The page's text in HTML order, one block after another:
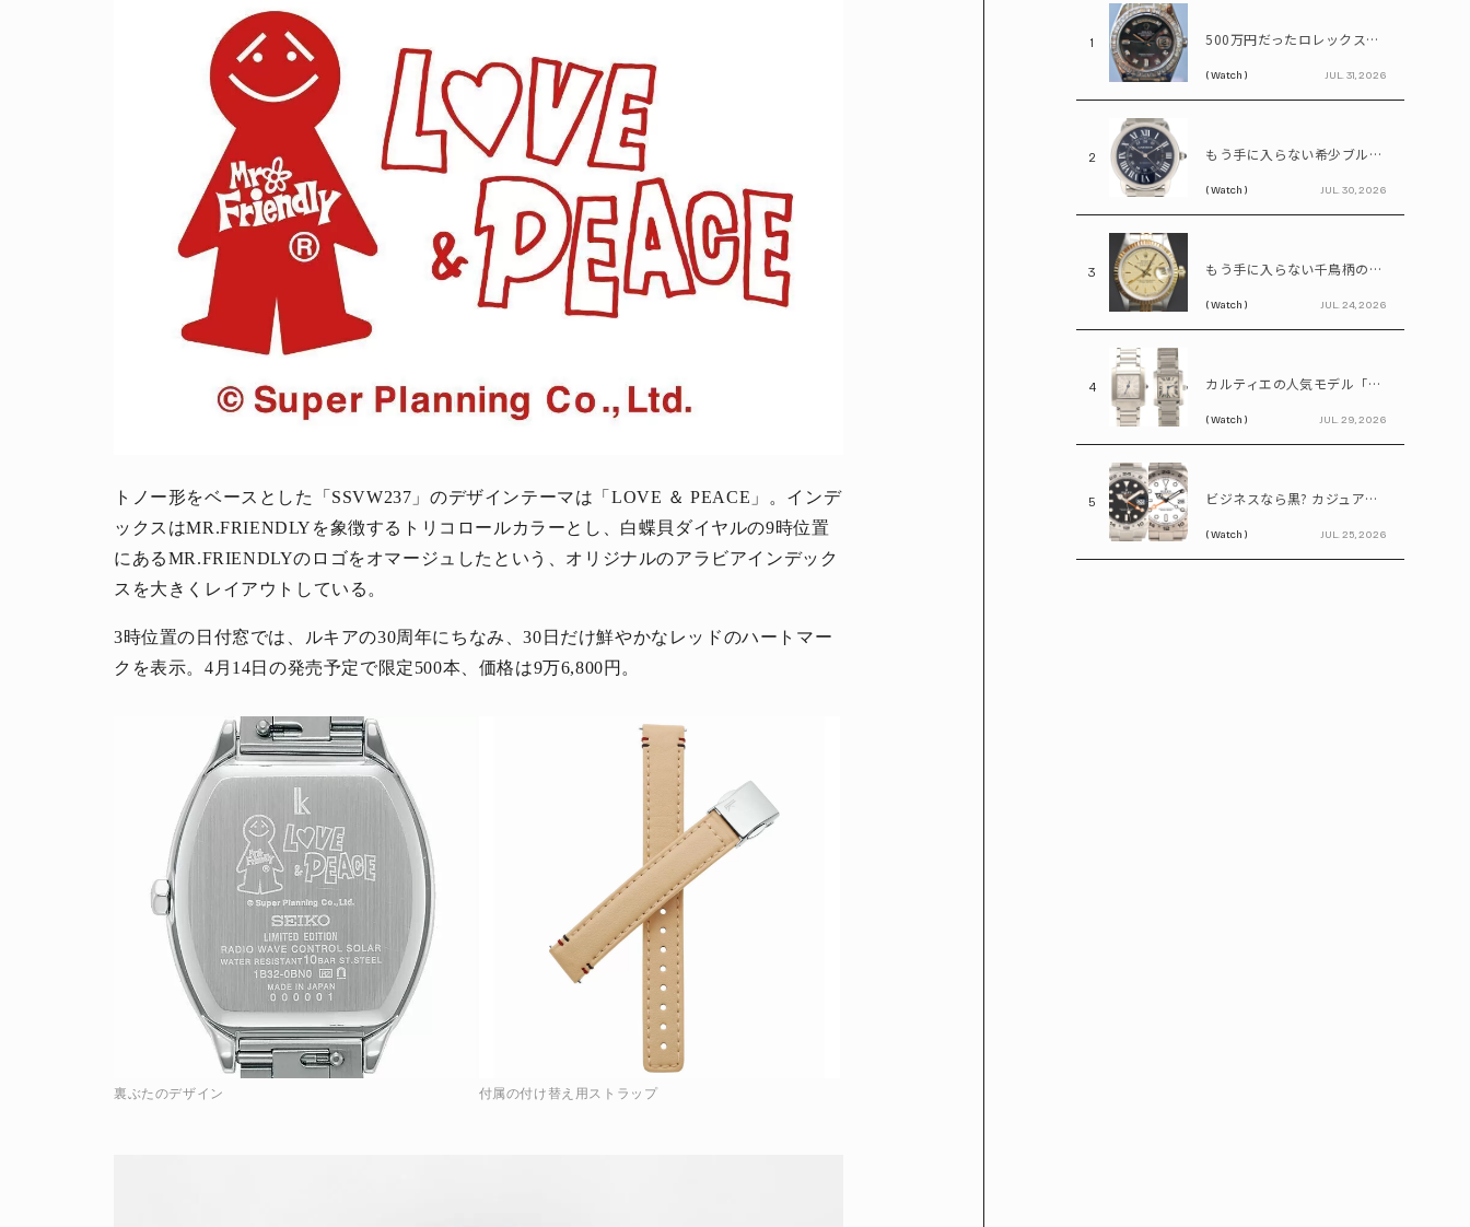
トノー形をベースとした「SSVW237」のデザインテーマは「LOVE ＆ PEACE」。インデ
ックスはMR.FRIENDLYを象徴するトリコロールカラーとし、白蝶貝ダイヤルの9時位置
にあるMR.FRIENDLYのロゴをオマージュしたという、オリジナルのアラビアインデック
スを大きくレイアウトしている。
3時位置の日付窓では、ルキアの30周年にちなみ、30日だけ鮮やかなレッドのハートマー
クを表示。4月14日の発売予定で限定500本、価格は9万6,800円。
裏ぶたのデザイン 付属の付け替え用ストラップ
1 500万円だったロレックスが1,380万円に。プラチナ×ダイヤが輝く「パールマスター」
( Watch ) JUL. 31, 2026
2 もう手に入らない希少ブルーダイヤル。55万円で狙えるカルティエ「ロンドソロXL」
( Watch ) JUL. 30, 2026
3 もう手に入らない千鳥柄の文字盤! 85万円で買えるヴィンテージロレックス「デイトジャスト Ref.69173」
( Watch ) JUL. 24, 2026
4 カルティエの人気モデル「タンクフランセーズ」。写真だけで新旧モデルを見分けられる?
( Watch ) JUL. 29, 2026
5 ビジネスなら黒? カジュアルなら白? ロレックス「エクスプローラーⅡ」の選び方
( Watch ) JUL. 25, 2026